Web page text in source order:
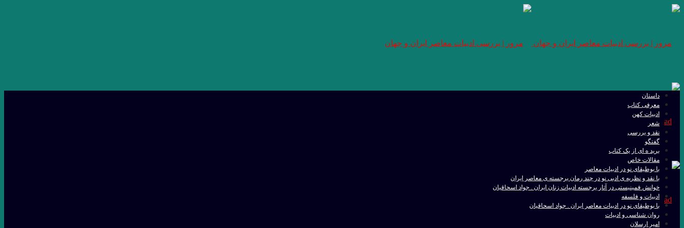
داستان
معرفی کتاب
ادبیات کهن
شعر
نقد و بررسی
گفتگو
برید ه ای از یک کتاب
مقالات خاص
با بوطیقای نو در ادبیات معاصر
با نقد و نظریه ی ادبی نو در چند رمان برجسته ی معاصر ایران
خوانش فمینیستی در آثار برجسته ادبیات زنان ایران . جواد اسحاقیان
ادبیات و فلسفه
با بوطیقای نو در ادبیات معاصر ایران . جواد اسحاقیان
روان شناسی و ادبیات
امیر ارسلان